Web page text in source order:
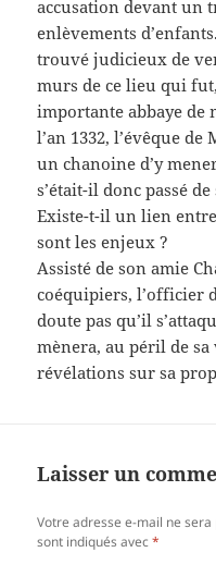
accusation devant un
enlèvements
trouvé judicieux de
murs de ce lieu qui
importante abbaye de
l’an 1332, l’évêque
un chanoine d’y
s’était-il donc passé
Existe-t-il un lien
sont les enjeux ?
Assisté de son amie
coéquipiers, l’officier
doute pas qu’il
mènera, au péril de
révélations sur sa
Laisser un
Votre adresse e-mail ne sera
sont indiqués avec*